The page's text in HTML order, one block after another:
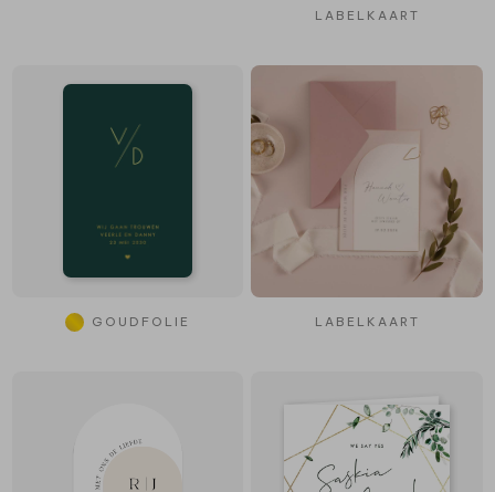
LABELKAART
GOUDFOLIE LABELKAART